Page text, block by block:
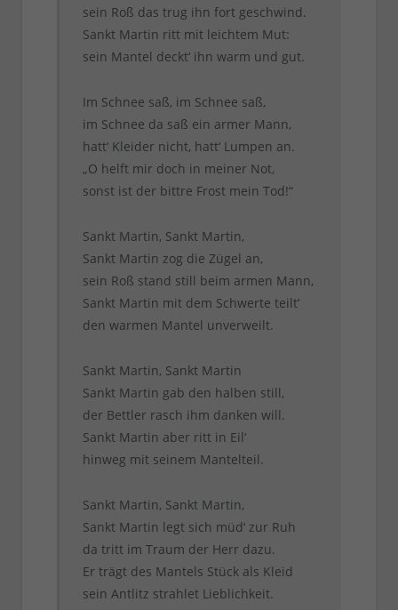
sein Roß das trug ihn fort geschwind.
Sankt Martin ritt mit leichtem Mut:
sein Mantel deckt‘ ihn warm und gut.
Im Schnee saß, im Schnee saß,
im Schnee da saß ein armer Mann,
hatt‘ Kleider nicht, hatt‘ Lumpen an.
„O helft mir doch in meiner Not,
sonst ist der bittre Frost mein Tod!“
Sankt Martin, Sankt Martin,
Sankt Martin zog die Zügel an,
sein Roß stand still beim armen Mann,
Sankt Martin mit dem Schwerte teilt‘
den warmen Mantel unverweilt.
Sankt Martin, Sankt Martin
Sankt Martin gab den halben still,
der Bettler rasch ihm danken will.
Sankt Martin aber ritt in Eil‘
hinweg mit seinem Mantelteil.
Sankt Martin, Sankt Martin,
Sankt Martin legt sich müd‘ zur Ruh
da tritt im Traum der Herr dazu.
Er trägt des Mantels Stück als Kleid
sein Antlitz strahlet Lieblichkeit.